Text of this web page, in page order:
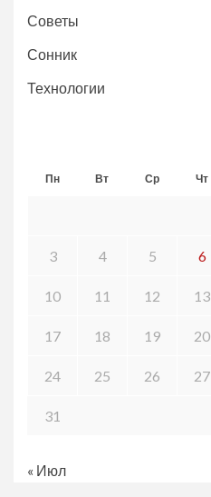
Советы
Сонник
Технологии
Пн Вт Ср Чт
3 4 5 6
10 11 12 13
17 18 19 20
24 25 26 27
31
« Июл